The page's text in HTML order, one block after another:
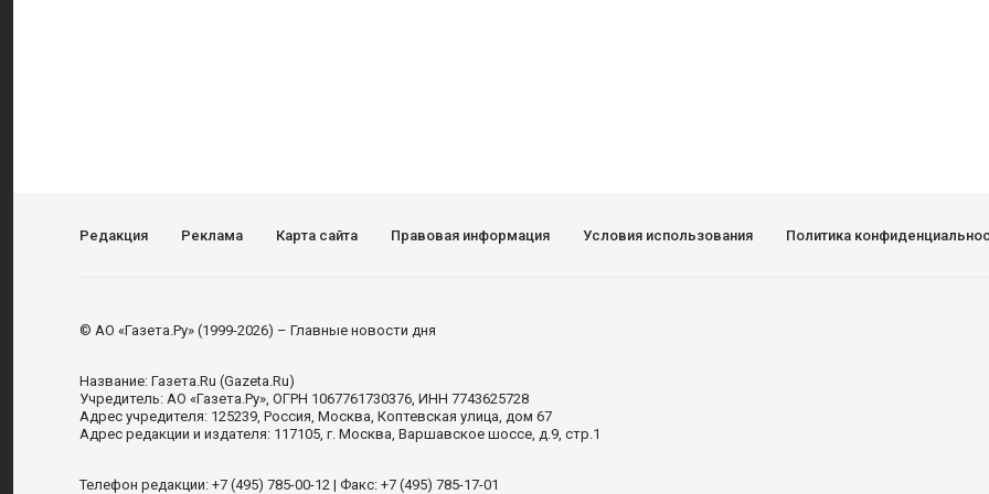
Редакция Реклама Карта сайта Правовая информация Условия использования Политика
© АО «Газета.Ру» (1999-2026) – Главные новости дня
Название: Газета.Ru (Gazeta.Ru)
Учредитель: АО «Газета.Ру», ОГРН 1067761730376, ИНН 7743625728
Адрес учредителя: 125239, Россия, Москва, Коптевская улица, дом 67
Адрес редакции и издателя: 117105, г. Москва, Варшавское шоссе, д.9, стр.1
Телефон редакции: +7 (495) 785-00-12 | Факс: +7 (495) 785-17-01